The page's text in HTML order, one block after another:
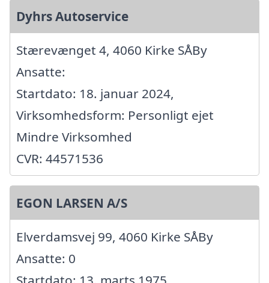
Dyhrs Autoservice
Stærevænget 4, 4060 Kirke SÅBy
Ansatte:
Startdato: 18. januar 2024,
Virksomhedsform: Personligt ejet
Mindre Virksomhed
CVR: 44571536
EGON LARSEN A/S
Elverdamsvej 99, 4060 Kirke SÅBy
Ansatte: 0